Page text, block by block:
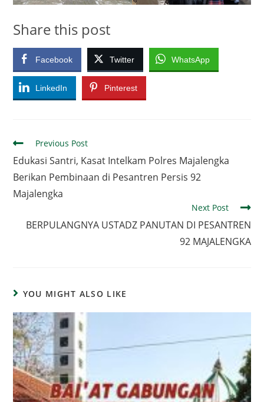
Share this post
Facebook Twitter WhatsApp
LinkedIn Pinterest
Read
more
articles
Previous Post
Edukasi Santri, Kasat Intelkam Polres Majalengka
Berikan Pembinaan di Pesantren Persis 92
Majalengka
Next Post
BERPULANGNYA USTADZ PANUTAN DI PESANTREN
92 MAJALENGKA
YOU MIGHT ALSO LIKE